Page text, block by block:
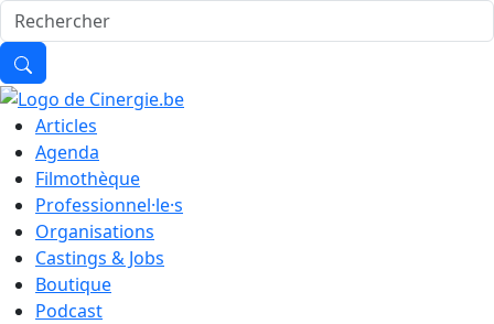
Articles
Agenda
Filmothèque
Professionnel·le·s
Organisations
Castings & Jobs
Boutique
Podcast